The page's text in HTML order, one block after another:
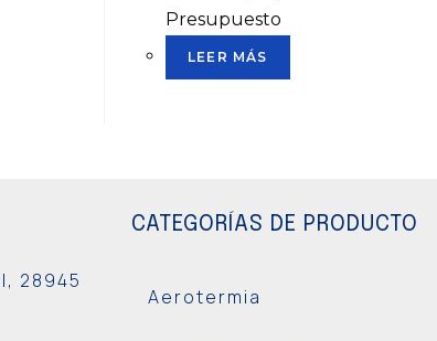
Presupuesto
LEER MÁS
28945
CATEGORÍAS DE PRODUCTO
Aerotermia